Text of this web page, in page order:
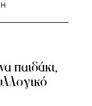
παιδάκι,